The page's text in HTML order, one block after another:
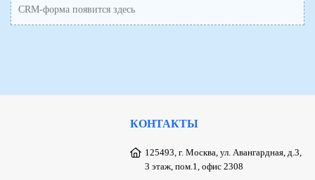
CRM-форма появится здесь
КОНТАКТЫ
125493, г. Москва, ул. Авангардная, д.3,
3 этаж, пом.1, офис 2308